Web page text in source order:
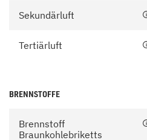
Sekundärluft
Tertiärluft
BRENNSTOFFE
Brennstoff
Braunkohlebriketts